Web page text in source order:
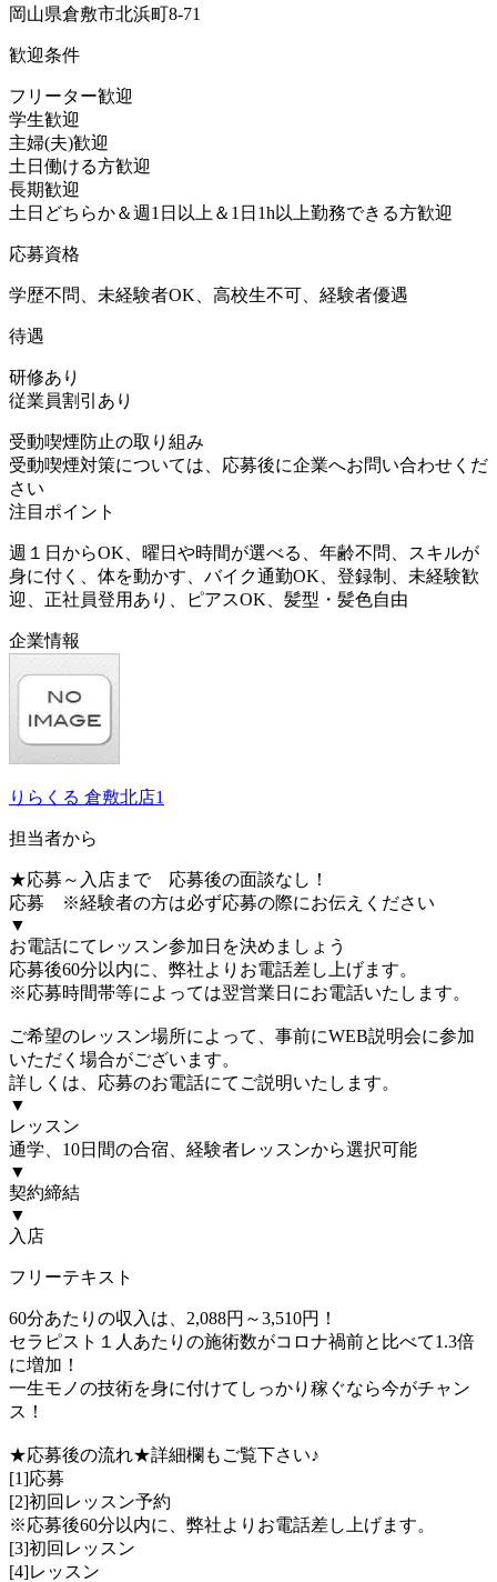
岡山県倉敷市北浜町8-71
歓迎条件
フリーター歓迎
学生歓迎
主婦(夫)歓迎
土日働ける方歓迎
長期歓迎
土日どちらか＆週1日以上＆1日1h以上勤務できる方歓迎
応募資格
学歴不問、未経験者OK、高校生不可、経験者優遇
待遇
研修あり
従業員割引あり
受動喫煙防止の取り組み
受動喫煙対策については、応募後に企業へお問い合わせくだ
さい
注目ポイント
週１日からOK、曜日や時間が選べる、年齢不問、スキルが
身に付く、体を動かす、バイク通勤OK、登録制、未経験歓
迎、正社員登用あり、ピアスOK、髪型・髪色自由
企業情報
りらくる 倉敷北店1
担当者から
★応募～入店まで 応募後の面談なし！
応募 ※経験者の方は必ず応募の際にお伝えください
▼
お電話にてレッスン参加日を決めましょう
応募後60分以内に、弊社よりお電話差し上げます。
※応募時間帯等によっては翌営業日にお電話いたします。
ご希望のレッスン場所によって、事前にWEB説明会に参加
いただく場合がございます。
詳しくは、応募のお電話にてご説明いたします。
▼
レッスン
通学、10日間の合宿、経験者レッスンから選択可能
▼
契約締結
▼
入店
フリーテキスト
60分あたりの収入は、2,088円～3,510円！
セラピスト１人あたりの施術数がコロナ禍前と比べて1.3倍
に増加！
一生モノの技術を身に付けてしっかり稼ぐなら今がチャン
ス！
★応募後の流れ★詳細欄もご覧下さい♪
[1]応募
[2]初回レッスン予約
※応募後60分以内に、弊社よりお電話差し上げます。
[3]初回レッスン
[4]レッスン